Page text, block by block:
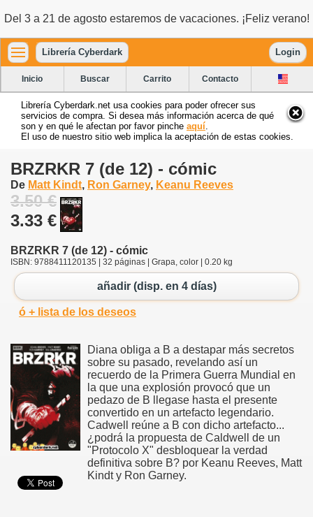
Del 3 a 21 de agosto estaremos de vacaciones. ¡Feliz verano!
Librería Cyberdark Login
Inicio Buscar Carrito Contacto
Librería Cyberdark.net usa cookies para poder ofrecer sus
servicios de compra. Si desea más información acerca de qué
son y en qué le afectan por favor pinche aquí
El uso de nuestro sitio web implica la aceptación de estas cookies.
BRZRKR 7 (de 12) - cómic
De Matt Kindt, Ron Garney, Keanu Reeves
3.50 €
3.33 €
BRZRKR 7 (de 12) - cómic
ISBN: 9788411120135 | 32 páginas | Grapa, color | 0.20 kg
añadir (disp. en 4 días)
ó + lista de los deseos
Diana obliga a B a destapar más secretos
sobre su pasado, revelando así un
recuerdo de la Primera Guerra Mundial en
la que una explosión provocó que un
pedazo de B llegase hasta el presente
convertido en un artefacto legendario.
Cadwell reúne a B con dicho artefacto...
¿podrá la propuesta de Caldwell de un
"Protocolo X" desbloquear la verdad
definitiva sobre B? por Keanu Reeves, Matt
Kindt y Ron Garney.